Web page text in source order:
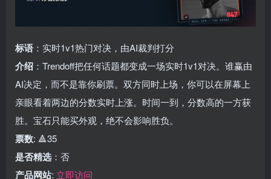
标语 ：实时1v1热门对决，由AI裁判打分
介绍 ：Trendoff把任何话题都变成一场实时1v1对决。谁赢由
AI决定，而不是靠你刷票。双方同时上场，你可以在屏幕上
亲眼看着两边的分数实时上涨。时间一到，分数高的一方获
胜。宝石只能买外观，绝不会影响胜负。
票数: 🔺35
是否精选 ：否
产品网站: 立即访问